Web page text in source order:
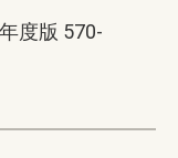
度版 570-